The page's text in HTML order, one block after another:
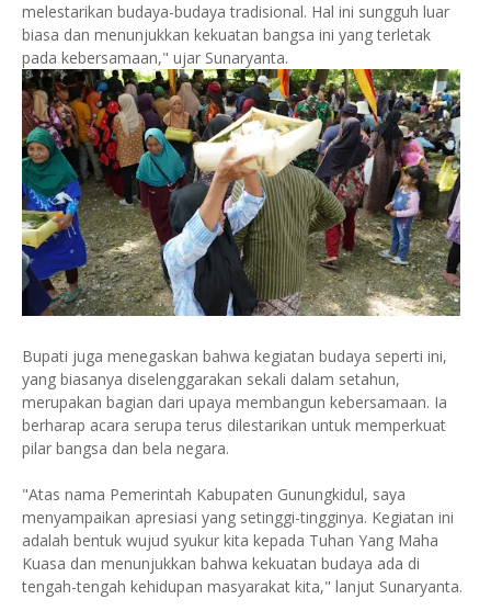
melestarikan budaya-budaya tradisional. Hal ini sungguh luar
biasa dan menunjukkan kekuatan bangsa ini yang terletak
pada kebersamaan," ujar Sunaryanta.
Bupati juga menegaskan bahwa kegiatan budaya seperti ini,
yang biasanya diselenggarakan sekali dalam setahun,
merupakan bagian dari upaya membangun kebersamaan. Ia
berharap acara serupa terus dilestarikan untuk memperkuat
pilar bangsa dan bela negara.
"Atas nama Pemerintah Kabupaten Gunungkidul, saya
menyampaikan apresiasi yang setinggi-tingginya. Kegiatan ini
adalah bentuk wujud syukur kita kepada Tuhan Yang Maha
Kuasa dan menunjukkan bahwa kekuatan budaya ada di
tengah-tengah kehidupan masyarakat kita," lanjut Sunaryanta.